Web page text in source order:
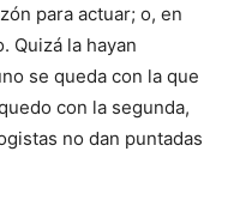
para actuar; o, en
Quizá la hayan
se queda con la que
con la segunda,
no dan puntadas